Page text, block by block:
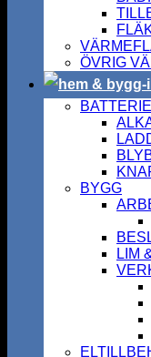
ÖVRIG
BYGG
LIM